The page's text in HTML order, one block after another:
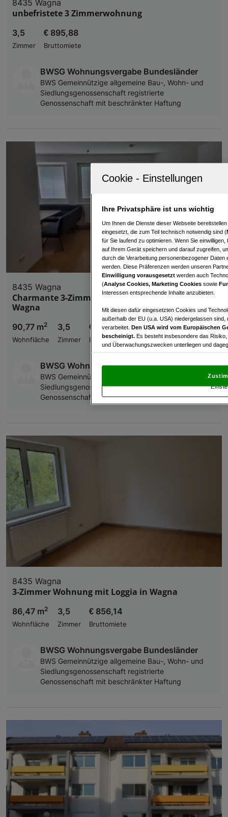
8435 Wagna
unbefristete 3 Zimmerwohnung
3,5
Zimmer
€ 895,88
Bruttomiete
BWSG Wohnungsvergabe Bundesländer
BWS Gemeinnützige allgemeine Bau-, Wohn- und
Siedlungsgenossenschaft registrierte
Genossenschaft mit beschränkter Haftung
8435 Wagna
Charmante 3-Zimmer-Wohnung mit Loggia in
Wagna
90,77 m2
Wohnfläche
3,5
Zimmer
€ 898,71
Bruttomiete
BWSG Wohnungsvergabe Bundesländer
BWS Gemeinnützige allgemeine Bau-, Wohn- und
Siedlungsgenossenschaft registrierte
Genossenschaft mit beschränkter Haftung
8435 Wagna
3-Zimmer Wohnung mit Loggia in Wagna
86,47 m2
Wohnfläche
3,5
Zimmer
€ 856,14
Bruttomiete
BWSG Wohnungsvergabe Bundesländer
BWS Gemeinnützige allgemeine Bau-, Wohn- und
Siedlungsgenossenschaft registrierte
Genossenschaft mit beschränkter Haftung
Ihre Privatsphäre ist uns wichtig
Um Ihnen die Dienste dieser Webseite
eingesetzt, die zum Teil technisch notwendig sind (
für Sie laufend zu optimieren. Wenn Sie
auf Ihrem Gerät speichern und darauf zugreifen,
durch die Verarbeitung personenbezogener
werden. Diese Präferenzen werden unseren
Einwilligung vorausgesetzt werden auch
(Analyse Cookies, Marketing Cookies sowie
Interessen entsprechende Inhalte anzubieten.
Mit diesen dafür eingesetzten Cookies und
außerhalb der EU (u.a. USA) niedergelassen
verarbeitet. Den USA wird vom Europäischen
bescheinigt. Es besteht insbesondere das
und Überwachungszwecken unterliegen und
und Widerspruch gegen die Verarbeitung auf der
„Cookie Einstellungen“, die sich auf jeder Seite